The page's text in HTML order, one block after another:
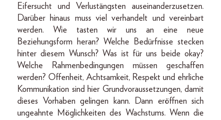
Eifersucht und Verlustängsten auseinanderzusetzen.
Darüber hinaus muss viel verhandelt und vereinbart
werden. Wie tasten wir uns an eine neue
Beziehungsform heran? Welche Bedürfnisse stecken
hinter diesem Wunsch? Was ist für uns beide okay?
Welche Rahmenbedingungen müssen geschaffen
werden? Offenheit, Achtsamkeit, Respekt und ehrliche
Kommunikation sind hier Grundvoraussetzungen, damit
dieses Vorhaben gelingen kann. Dann eröffnen sich
ungeahnte Möglichkeiten des Wachstums. Wenn die